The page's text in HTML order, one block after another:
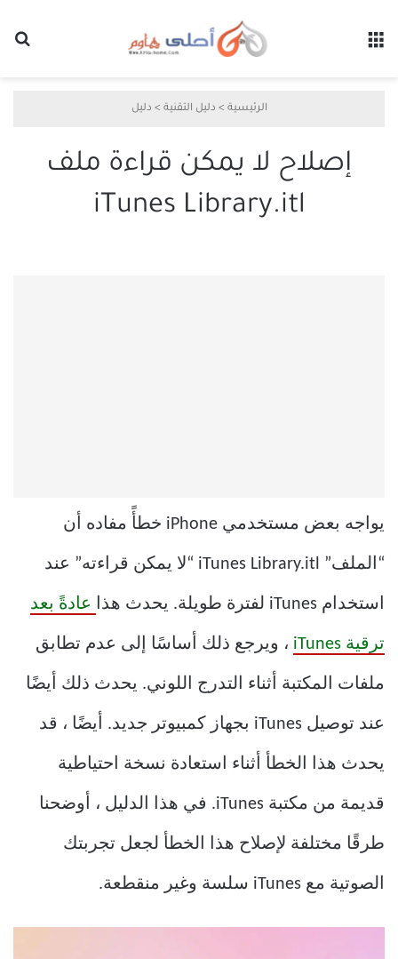
الرئيسية > دليل التقنية > دليل
إصلاح لا يمكن قراءة ملف
iTunes Library.itl
يواجه بعض مستخدمي iPhone خطأً مفاده أن
“الملف” iTunes Library.itl “لا يمكن قراءته” عند
استخدام iTunes لفترة طويلة. يحدث هذا عادةً بعد
ترقية iTunes ، ويرجع ذلك أساسًا إلى عدم تطابق
ملفات المكتبة أثناء التدرج اللوني. يحدث ذلك أيضًا
عند توصيل iTunes بجهاز كمبيوتر جديد. أيضًا ، قد
يحدث هذا الخطأ أثناء استعادة نسخة احتياطية
قديمة من مكتبة iTunes. في هذا الدليل ، أوضحنا
طرقًا مختلفة لإصلاح هذا الخطأ لجعل تجربتك
الصوتية مع iTunes سلسة وغير منقطعة.